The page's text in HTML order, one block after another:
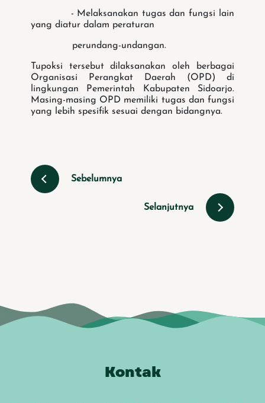
- Melaksanakan tugas dan fungsi lain
yang diatur dalam peraturan
perundang-undangan.
Tupoksi tersebut dilaksanakan oleh berbagai
Organisasi Perangkat Daerah (OPD) di
lingkungan Pemerintah Kabupaten Sidoarjo.
Masing-masing OPD memiliki tugas dan fungsi
yang lebih spesifik sesuai dengan bidangnya.
Sebelumnya
Selanjutnya
Kontak